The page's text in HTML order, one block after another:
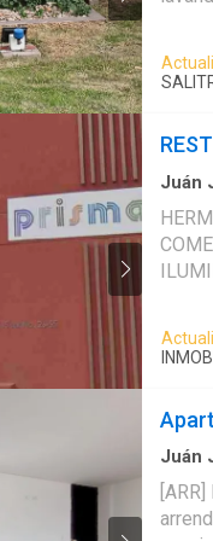
IMPORTANTE: • Te
propiedad • Si tienes alguna
Juán
Juán
·
Balcón
[ARR] ID
arrendar con